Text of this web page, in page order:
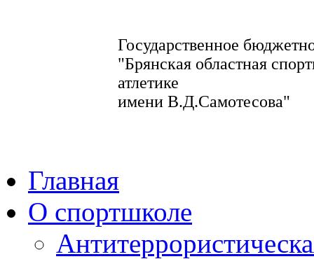
Государственное
"Брянская областная
атлетике
имени В.Д.Самотесова"
Главная
О спортшколе